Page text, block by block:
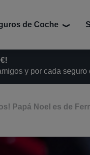
y por cada
de Coche
Papá Noel es de